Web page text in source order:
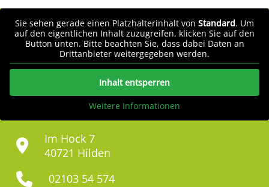
Sie sehen gerade einen Platzhalterinhalt von Standard. Um
auf den eigentlichen Inhalt zuzugreifen, klicken Sie auf den
Button unten. Bitte beachten Sie, dass dabei Daten an
Drittanbieter weitergegeben werden.
Inhalt entsperren
Weitere Informationen
Im Hock 7
40721 Hilden
02103 54 574